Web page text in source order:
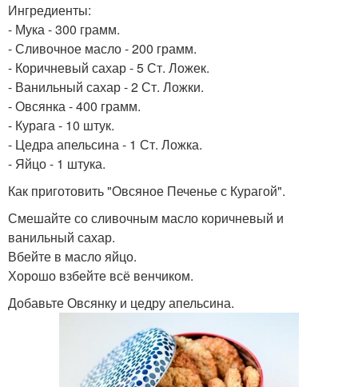
Ингредиенты:
- Мука - 300 грамм.
- Сливочное масло - 200 грамм.
- Коричневый сахар - 5 Ст. Ложек.
- Ванильный сахар - 2 Ст. Ложки.
- Овсянка - 400 грамм.
- Курага - 10 штук.
- Цедра апельсина - 1 Ст. Ложка.
- Яйцо - 1 штука.
Как приготовить "Овсяное Печенье с Курагой".
Смешайте со сливочным масло коричневый и
ванильный сахар.
Вбейте в масло яйцо.
Хорошо взбейте всё венчиком.
Добавьте Овсянку и цедру апельсина.